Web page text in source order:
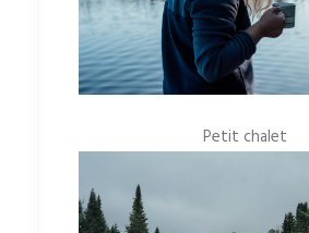
Petit chalet